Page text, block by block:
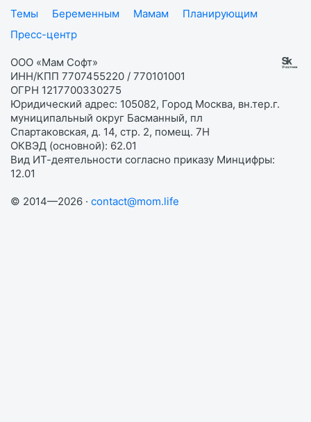
Темы
Беременным Мамам
Планирующим
Пресс-центр
ООО «Мам Софт»
ИНН/КПП 7707455220 / 770101001
ОГРН 1217700330275
Юридический адрес: 105082, Город Москва, вн.тер.г.
муниципальный округ Басманный, пл
Спартаковская, д. 14, стр. 2, помещ. 7Н
ОКВЭД (основной): 62.01
Вид ИТ-деятельности согласно приказу Минцифры:
12.01
© 2014—2026 · contact@mom.life